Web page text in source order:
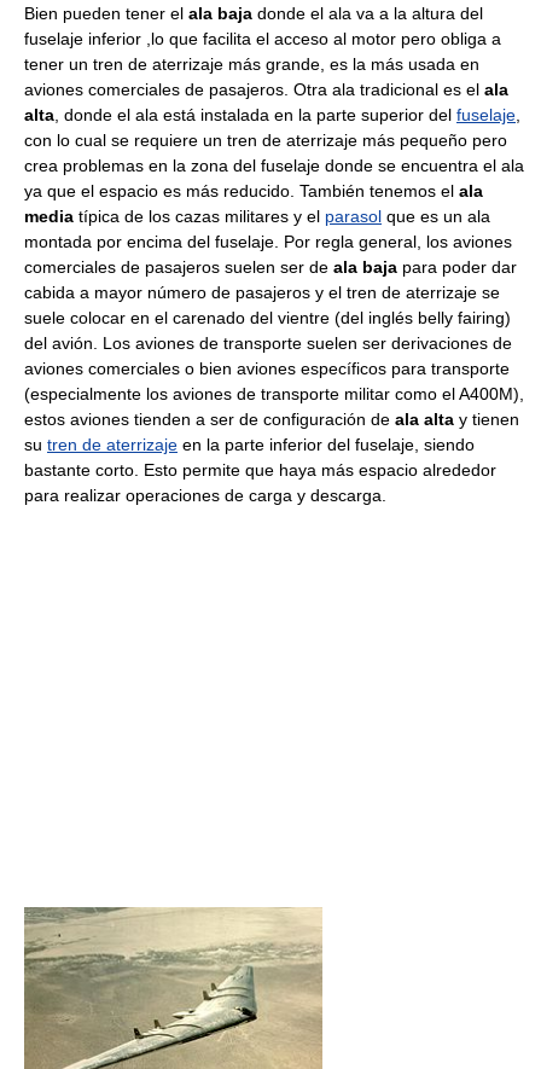
Bien pueden tener el ala baja donde el ala va a la altura del
fuselaje inferior ,lo que facilita el acceso al motor pero obliga a
tener un tren de aterrizaje más grande, es la más usada en
aviones comerciales de pasajeros. Otra ala tradicional es el ala
alta , donde el ala está instalada en la parte superior del fuselaje
con lo cual se requiere un tren de aterrizaje más pequeño pero
crea problemas en la zona del fuselaje donde se encuentra el ala
ya que el espacio es más reducido. También tenemos el ala
media típica de los cazas militares y el parasol que es un ala
montada por encima del fuselaje. Por regla general, los aviones
comerciales de pasajeros suelen ser de ala baja para poder dar
cabida a mayor número de pasajeros y el tren de aterrizaje se
suele colocar en el carenado del vientre (del inglés belly fairing)
del avión. Los aviones de transporte suelen ser derivaciones de
aviones comerciales o bien aviones específicos para transporte
(especialmente los aviones de transporte militar como el A400M),
estos aviones tienden a ser de configuración de ala alta y tienen
su tren de aterrizaje en la parte inferior del fuselaje, siendo
bastante corto. Esto permite que haya más espacio alrededor
para realizar operaciones de carga y descarga.